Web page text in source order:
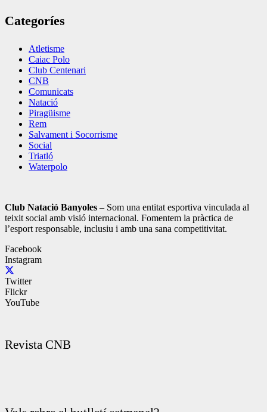
Categoríes
Atletisme
Caiac Polo
Club Centenari
CNB
Comunicats
Natació
Piragüisme
Rem
Salvament i Socorrisme
Social
Triatló
Waterpolo
Club Natació Banyoles – Som una entitat esportiva vinculada al
teixit social amb visió internacional. Fomentem la pràctica de
l’esport responsable, inclusiu i amb una sana competitivitat.
Facebook
Instagram
Twitter
Flickr
YouTube
Revista CNB